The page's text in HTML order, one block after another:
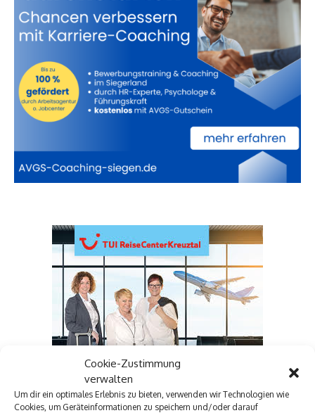
Cookie-Zustimmung
verwalten
Um dir ein optimales Erlebnis zu bieten, verwenden wir Technologien wie
Cookies, um Geräteinformationen zu speichern und/oder darauf